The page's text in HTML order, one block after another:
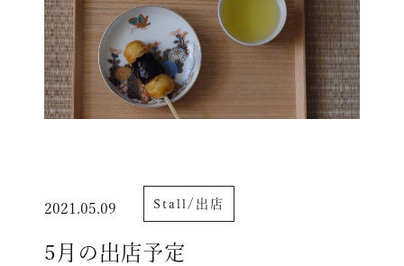
2021.05.09 Stall/出店
5月の出店予定